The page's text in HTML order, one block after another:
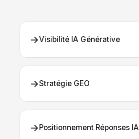
→Visibilité IA Générative
→Stratégie GEO
→Positionnement Réponses IA